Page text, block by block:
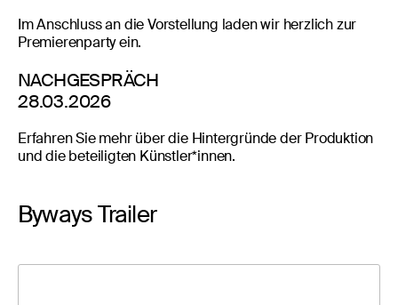
Im Anschluss an die Vorstellung laden wir herzlich zur
Premierenparty ein.
NACHGESPRÄCH
28.03.2026
Erfahren Sie mehr über die Hintergründe der Produktion
und die beteiligten Künstler*innen.
Byways Trailer